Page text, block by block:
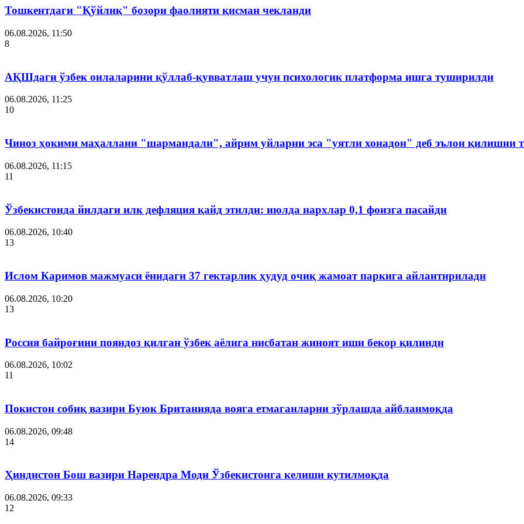
Тошкентдаги "Қўйлиқ" бозори фаолияти қисман чекланди
06.08.2026, 11:50
8
АҚШдаги ўзбек оилаларини қўллаб-қувватлаш учун психологик платформа ишга туширилди
06.08.2026, 11:25
10
Чиноз ҳокими маҳаллани "шармандали", айрим уйларни эса "уятли хонадон" деб эълон қилишни
06.08.2026, 11:15
11
Ўзбекистонда йилдаги илк дефляция қайд этилди: июлда нархлар 0,1 фоизга пасайди
06.08.2026, 10:40
13
Ислом Каримов мажмуаси ёнидаги 37 гектарлик ҳудуд очиқ жамоат паркига айлантирилади
06.08.2026, 10:20
13
Россия байроғини пояндоз қилган ўзбек аёлига нисбатан жиноят иши бекор қилинди
06.08.2026, 10:02
11
Покистон собиқ вазири Буюк Британияда вояга етмаганларни зўрлашда айбланмоқда
06.08.2026, 09:48
14
Ҳиндистон Бош вазири Нарендра Моди Ўзбекистонга келиши кутилмоқда
06.08.2026, 09:33
12